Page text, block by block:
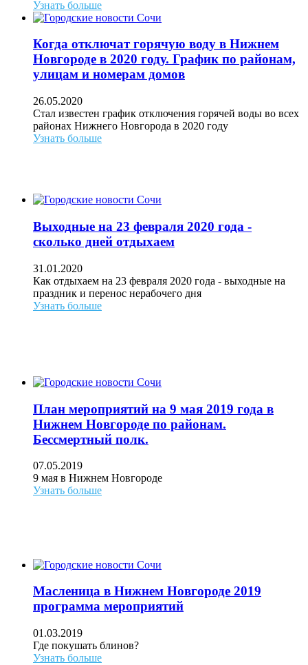
Узнать больше
Когда отключат горячую воду в Нижнем
Новгороде в 2020 году. График по районам,
улицам и номерам домов
26.05.2020
Стал известен график отключения горячей воды во всех
районах Нижнего Новгорода в 2020 году
Узнать больше
Выходные на 23 февраля 2020 года -
сколько дней отдыхаем
31.01.2020
Как отдыхаем на 23 февраля 2020 года - выходные на
праздник и перенос нерабочего дня
Узнать больше
План мероприятий на 9 мая 2019 года в
Нижнем Новгороде по районам.
Бессмертный полк.
07.05.2019
9 мая в Нижнем Новгороде
Узнать больше
Масленица в Нижнем Новгороде 2019
программа мероприятий
01.03.2019
Где покушать блинов?
Узнать больше